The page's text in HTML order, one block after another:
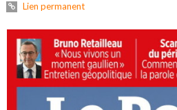
Lien permanent